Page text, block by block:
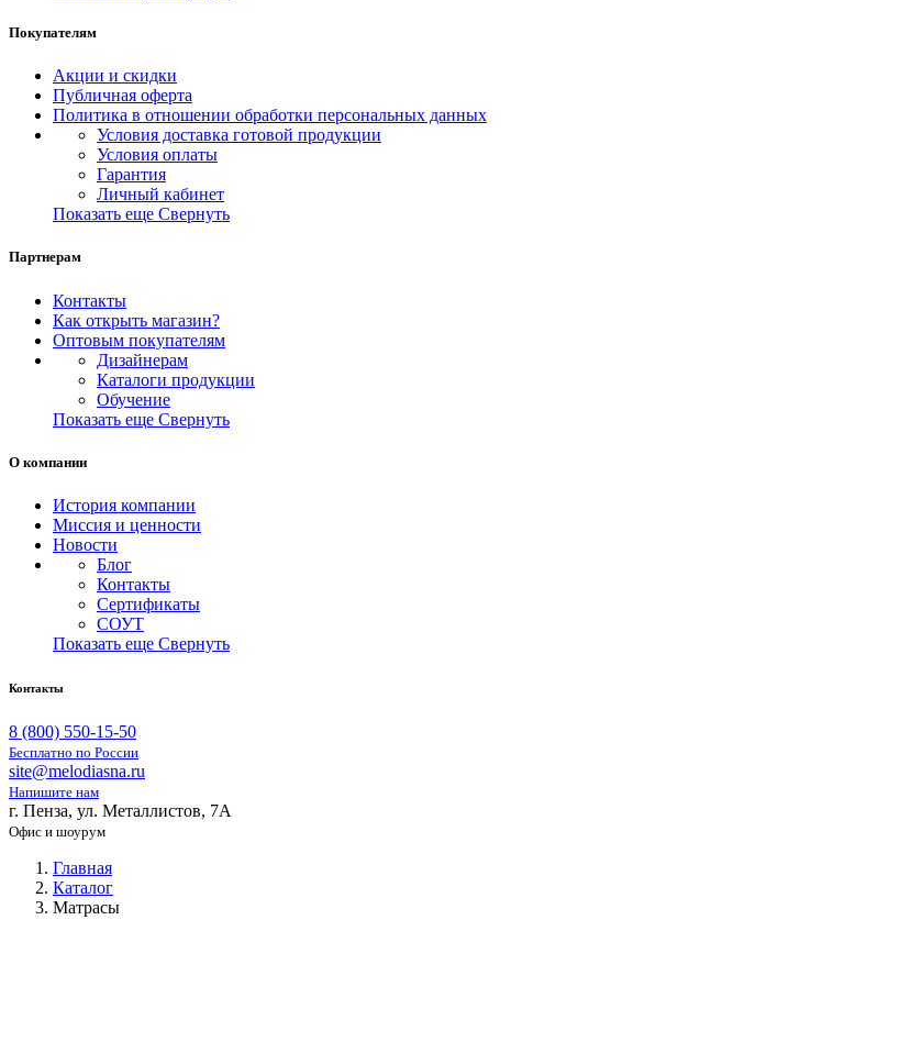
Покупателям
Акции и скидки
Публичная оферта
Политика в отношении обработки персональных данных
Условия доставка готовой продукции
Условия оплаты
Гарантия
Личный кабинет
Показать еще Свернуть
Партнерам
Контакты
Как открыть магазин?
Оптовым покупателям
Дизайнерам
Каталоги продукции
Обучение
Показать еще Свернуть
О компании
История компании
Миссия и ценности
Новости
Блог
Контакты
Сертификаты
СОУТ
Показать еще Свернуть
Контакты
8 (800) 550-15-50
Бесплатно по России
site@melodiasna.ru
Напишите нам
г. Пенза, ул. Металлистов, 7А
Офис и шоурум
Главная
Каталог
Матрасы